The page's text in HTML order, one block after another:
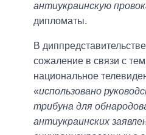
антиукраинскую
дипломаты.
В
сожаление в связи с
национальное
«использовано
трибуна для
антиукраинских